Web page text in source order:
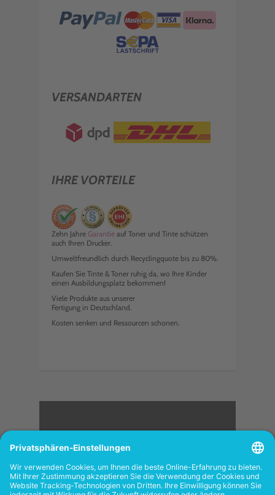
VERSANDARTEN
IHRE VORTEILE
Zehn Jahre Garantie auf Toner und Tinte schützen
auch Ihren Drucker.
Umweltfreundlich durch Recyclingquote bis zu 80%.
Kaufen Sie Tinte & Toner ruhig da, wo Ihre Kinder
einen Ausbildungsplatz bekommen!
Viele Produkte aus unserer
Fertigung in Deutschland.
Kosten senken und Ressourcen schonen.
<
FOLGEN SIE UNS